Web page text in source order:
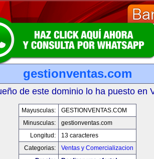
gestionventas.com
de este dominio lo ha puesto en
Mayusculas:
GESTIONVENTAS.COM
Minusculas:
gestionventas.com
Longitud:
13 caracteres
Categorias:
Ventas y Comercializacion